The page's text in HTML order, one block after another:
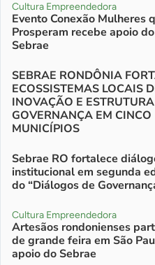
Cultura Empreendedora
Evento Conexão Mulheres
Prosperam recebe apoio do
Sebrae
SEBRAE RONDÔNIA
ECOSSISTEMAS LOCAIS
INOVAÇÃO E ESTRUTURA
GOVERNANÇA EM CINCO
MUNICÍPIOS
Sebrae RO fortalece
institucional em segunda
do “Diálogos de
Cultura Empreendedora
Artesãos rondonienses
de grande feira em São
apoio do Sebrae